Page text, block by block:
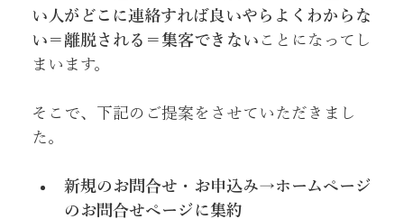
い人がどこに連絡すれば良いやらよくわからな
い＝離脱される＝集客できない ことになってし
まいます。
そこで、下記のご提案をさせていただきまし
た。
新規のお問合せ・お申込み→ホームページ
のお問合せページに集約